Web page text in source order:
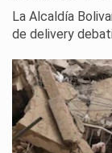
La Alcaldía
de delivery